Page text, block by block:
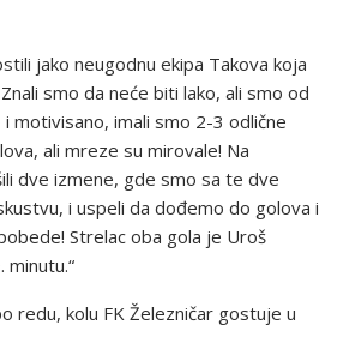
jako neugodnu ekipa Takova koja
smo da neće biti lako, ali smo od
motivisano, imali smo 2-3 odlične
ali mreze su mirovale! Na
dve izmene, gde smo sa te dve
i uspeli da dođemo do golova i
Strelac oba gola je Uroš
minutu.“
redu, kolu FK Železničar gostuje u